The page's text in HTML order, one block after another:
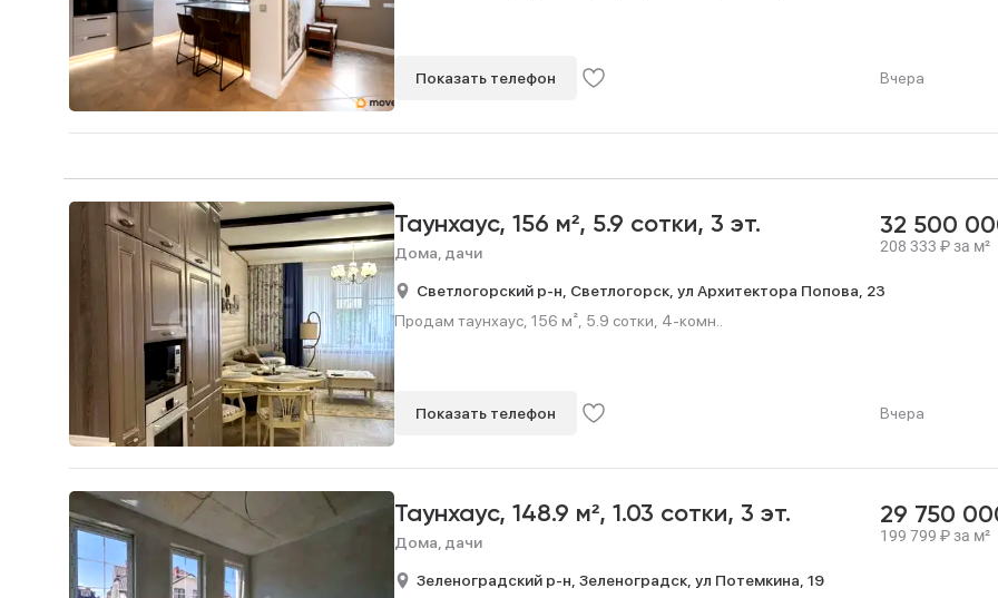
Показать телефон Вчера
Таунхаус, 156 м², 5.9 сотки, 3 эт.
Дома, дачи
32 500
208 333 ₽за м²
Светлогорский р-н, Светлогорск, ул Архитектора Попова, 23
Продам таунхаус, 156 м², 5.9 сотки, 4-комн..
Показать телефон Вчера
Таунхаус, 148.9 м², 1.03 сотки, 3 эт.
Дома, дачи
29 750
199 799 ₽за м²
Зеленоградский р-н, Зеленоградск, ул Потемкина, 19